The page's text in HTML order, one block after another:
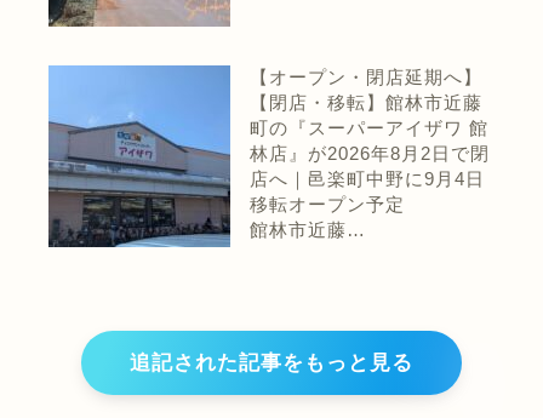
【オープン・閉店延期へ】
【閉店・移転】館林市近藤
町の『スーパーアイザワ 館
林店』が2026年8月2日で閉
店へ｜邑楽町中野に9月4日
移転オープン予定
館林市近藤…
追記された記事をもっと見る